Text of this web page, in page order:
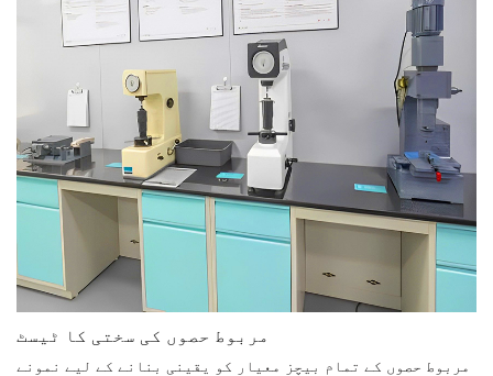
مربوط حصوں کی سختی کا ٹیسٹ
مربوط حصوں کے تمام بیچز معیار کو یقینی بنانے کے لیے نمونے